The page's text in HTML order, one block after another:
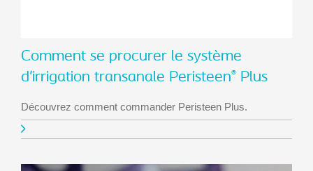
Comment se procurer le système
d’irrigation transanale Peristeen® Plus
Découvrez comment commander Peristeen Plus.